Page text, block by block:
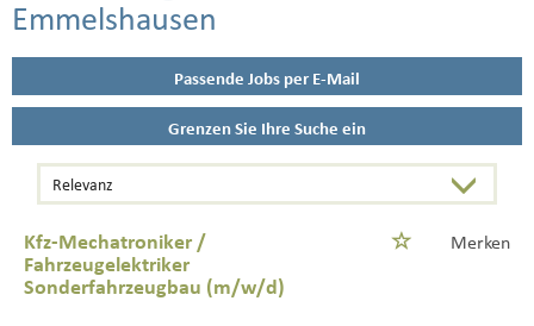
Emmelshausen
Passende Jobs per E-Mail
Grenzen Sie Ihre Suche ein
Kfz-Mechatroniker /
Fahrzeugelektriker
Sonderfahrzeugbau (m/w/d)
Merken